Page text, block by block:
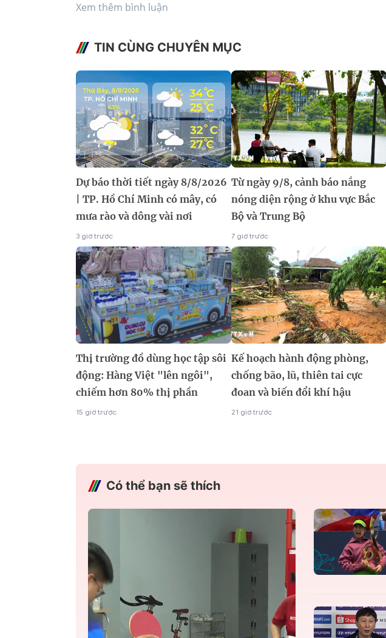
Xem thêm bình luận
TIN CÙNG CHUYÊN MỤC
Dự báo thời tiết ngày 8/8/2026
| TP. Hồ Chí Minh có mây, có
mưa rào và dông vài nơi
3 giờ trước
Từ ngày 9/8, cảnh báo nắng
nóng diện rộng ở khu vực Bắc
Bộ và Trung Bộ
7 giờ trước
Thị trường đồ dùng học tập sôi
động: Hàng Việt "lên ngôi",
chiếm hơn 80% thị phần
15 giờ trước
Kế hoạch hành động phòng,
chống bão, lũ, thiên tai cực
đoan và biến đổi khí hậu
21 giờ trước
Có thể bạn sẽ thích